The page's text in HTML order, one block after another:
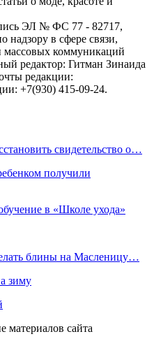
ЭЛ № ФС 77 - 82717,
надзору в сфере связи,
коммуникаций
редактор: Гитман Зинаида
редакции:
+7(930) 415-09-24.
свидетельство о…
получили
в «Школе ухода»
блины на Масленицу…
зиму
сайта